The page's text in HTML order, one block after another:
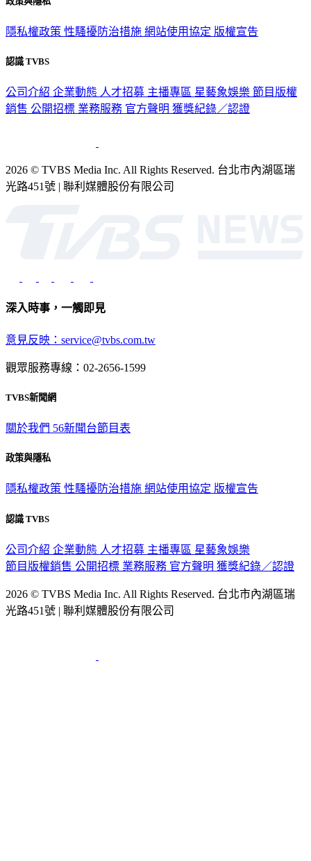
隱私權政策 性騷擾防治措施 網站使用協定 版權宣告
認識 TVBS
公司介紹 企業動態 人才招募 主播專區 星藝象娛樂 節目版權
銷售 公開招標 業務服務 官方聲明 獲獎紀錄／認證
2026 © TVBS Media Inc. All Rights Reserved. 台北市內湖區瑞
光路451號 | 聯利媒體股份有限公司
深入時事，一觸即見
意見反映：service@tvbs.com.tw
觀眾服務專線：02-2656-1599
TVBS新聞網
關於我們 56新聞台節目表
政策與隱私
隱私權政策 性騷擾防治措施 網站使用協定 版權宣告
認識 TVBS
公司介紹 企業動態 人才招募 主播專區 星藝象娛樂
節目版權銷售 公開招標 業務服務 官方聲明 獲獎紀錄／認證
2026 © TVBS Media Inc. All Rights Reserved. 台北市內湖區瑞
光路451號 | 聯利媒體股份有限公司